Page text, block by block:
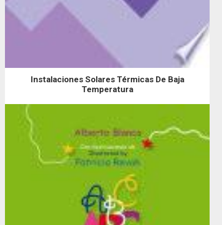
Instalaciones Solares Térmicas De Baja
Temperatura